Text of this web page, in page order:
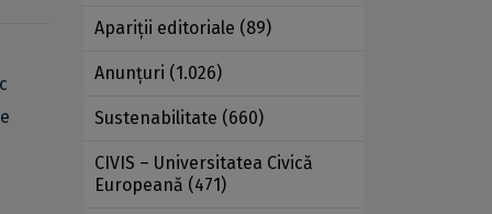
Apariţii editoriale (89)
Anunţuri (1.026)
Sustenabilitate (660)
CIVIS – Universitatea Civică
Europeană (471)